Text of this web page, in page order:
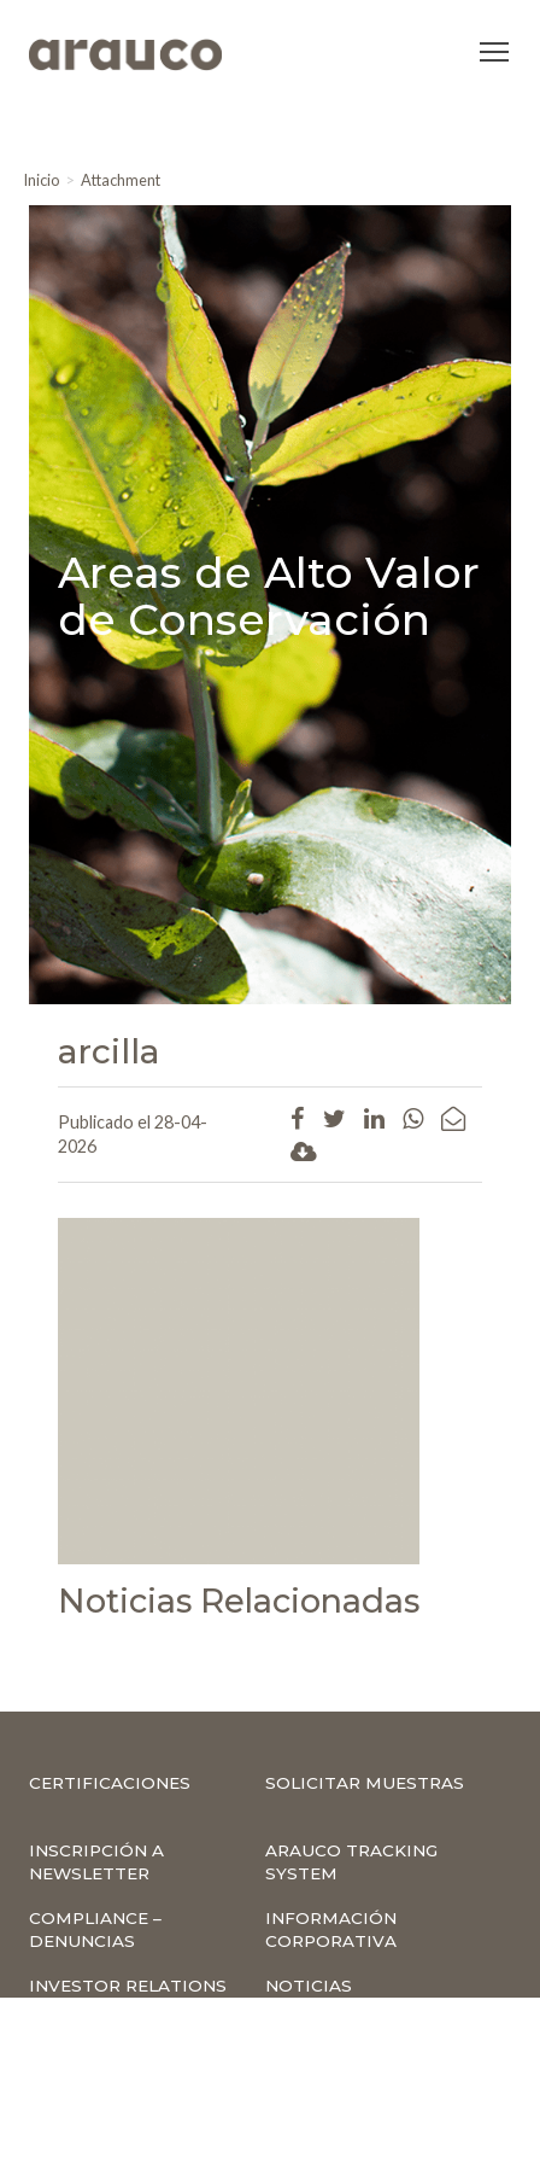
Inicio Attachment
Areas de Alto Valor
de Conservación
arcilla
Publicado el 28-04-
2026
Noticias Relacionadas
CERTIFICACIONES SOLICITAR MUESTRAS
INSCRIPCIÓN A
NEWSLETTER
ARAUCO TRACKING
SYSTEM
COMPLIANCE –
DENUNCIAS
INFORMACIÓN
CORPORATIVA
INVESTOR RELATIONS NOTICIAS